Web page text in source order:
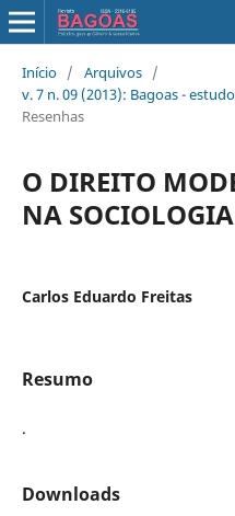
Início / Arquivos /
v. 7 n. 09 (2013): Bagoas -
Resenhas
O DIREITO
NA SOCIOLOGIA
Carlos Eduardo Freitas
Resumo
.
Downloads